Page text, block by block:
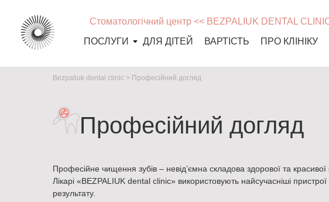
Стоматологічний центр << BEZPALIUK DENTAL
ПОСЛУГИ
ДЛЯ ДІТЕЙ ВАРТІСТЬ ПРО КЛІНІКУ
Bezpaliuk dental clinic> Професійний догляд
Професійний догляд
Професійне чищення зубів – невід’ємна складова здорової та красивої
Лікарі «BEZPALIUK dental clinic» використовують найсучасніші
результату.